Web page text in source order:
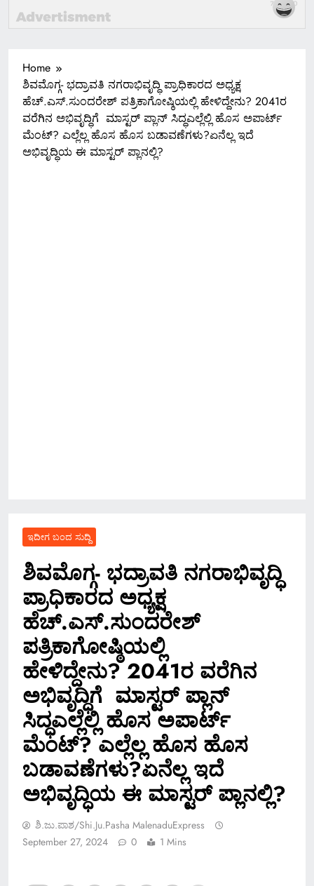
Home
ಶಿವಮೊಗ್ಗ- ಭದ್ರಾವತಿ ನಗರಾಭಿವೃದ್ಧಿ ಪ್ರಾಧಿಕಾರದ ಅಧ್ಯಕ್ಷ
ಹೆಚ್.ಎಸ್.ಸುಂದರೇಶ್ ಪತ್ರಿಕಾಗೋಷ್ಠಿಯಲ್ಲಿ ಹೇಳಿದ್ದೇನು? 2041ರ
ವರೆಗಿನ ಅಭಿವೃದ್ಧಿಗೆ ಮಾಸ್ಟರ್ ಪ್ಲಾನ್ ಸಿದ್ಧಎಲ್ಲೆಲ್ಲಿ ಹೊಸ ಅಪಾರ್ಟ್
ಮೆಂಟ್? ಎಲ್ಲೆಲ್ಲ ಹೊಸ ಹೊಸ ಬಡಾವಣೆಗಳು?ಏನೆಲ್ಲ ಇದೆ
ಅಭಿವೃದ್ಧಿಯ ಈ ಮಾಸ್ಟರ್ ಪ್ಲಾನಲ್ಲಿ?
ಇದೀಗ ಬಂದ ಸುದ್ದಿ
ಶಿವಮೊಗ್ಗ- ಭದ್ರಾವತಿ ನಗರಾಭಿವೃದ್ಧಿ
ಪ್ರಾಧಿಕಾರದ ಅಧ್ಯಕ್ಷ
ಹೆಚ್.ಎಸ್.ಸುಂದರೇಶ್
ಪತ್ರಿಕಾಗೋಷ್ಠಿಯಲ್ಲಿ
ಹೇಳಿದ್ದೇನು? 2041ರ ವರೆಗಿನ
ಅಭಿವೃದ್ಧಿಗೆ ಮಾಸ್ಟರ್ ಪ್ಲಾನ್
ಸಿದ್ಧಎಲ್ಲೆಲ್ಲಿ ಹೊಸ ಅಪಾರ್ಟ್
ಮೆಂಟ್? ಎಲ್ಲೆಲ್ಲ ಹೊಸ ಹೊಸ
ಬಡಾವಣೆಗಳು?ಏನೆಲ್ಲ ಇದೆ
ಅಭಿವೃದ್ಧಿಯ ಈ ಮಾಸ್ಟರ್ ಪ್ಲಾನಲ್ಲಿ?
ಶಿ.ಜು.ಪಾಶ/Shi.ju.pasha MalenaduExpress
September 27, 2024
0 1 Mins